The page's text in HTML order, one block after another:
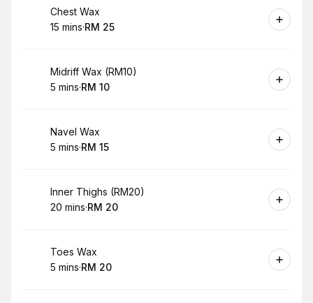
Book
Chest Wax
.Duration :
15 mins·
.Price
RM 25
Book
Midriff Wax (RM10)
. Duration:
5 mins·
.Price
RM 10
Book
Navel Wax
. Duration:
5 mins·
.Price
RM 15
Book
Inner Thighs (RM20)
.Duration
20 mins·
.Price
RM 20
Book
Toes Wax
. Duration:
5 mins·
.Price
RM 20